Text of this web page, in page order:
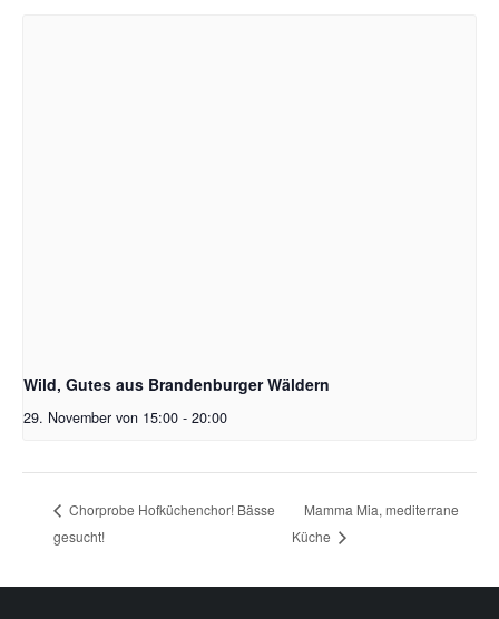
Wild, Gutes aus Brandenburger Wäldern
29. November von 15:00 - 20:00
Chorprobe Hofküchenchor! Bässe
gesucht!
Mamma Mia, mediterrane
Küche